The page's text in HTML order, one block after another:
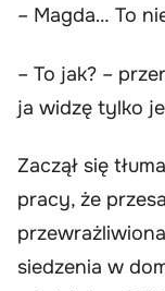
– Magda… To
– To jak? –
ja widzę tylko
Zaczął się
pracy, że
siedzenia w